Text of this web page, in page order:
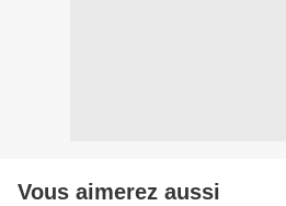
Vous aimerez aussi